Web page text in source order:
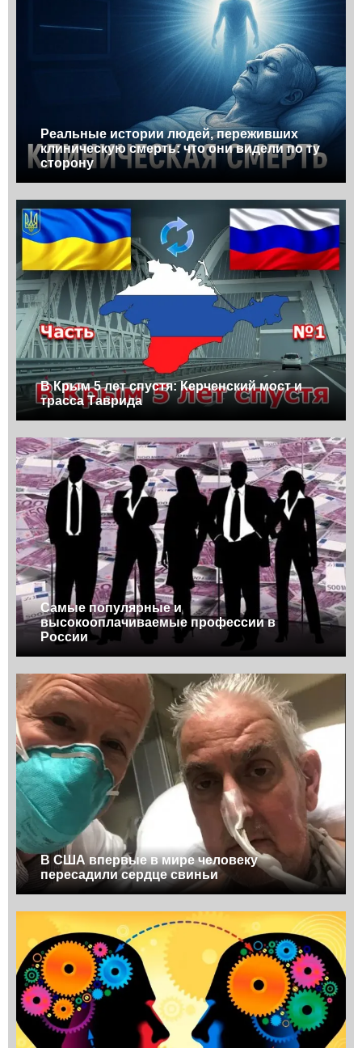
Реальные истории людей, переживших
клиническую смерть: что они видели по ту
сторону
В Крым 5 лет спустя: Керченский мост и
трасса Таврида
Самые популярные и
высокооплачиваемые профессии в
России
В США впервые в мире человеку
пересадили сердце свиньи